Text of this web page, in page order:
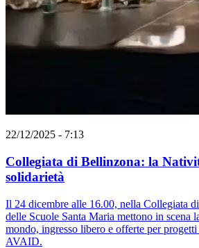
22/12/2025 - 7:13
Collegiata di Bellinzona: la
solidarietà
Il 24 dicembre alle 16.00, nella Collegiata
delle Scuole Santa Maria mettono in scena
mondo, ingresso libero e offerte per
AVAID.